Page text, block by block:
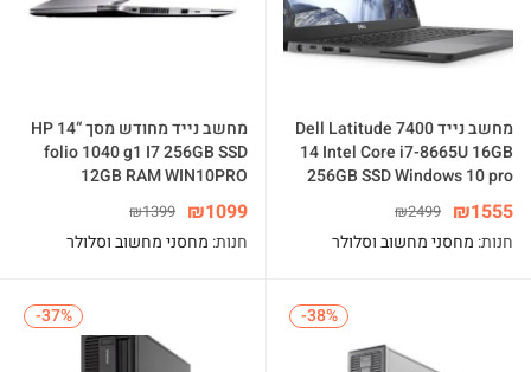
מחשב נייד Dell Latitude 7400
14 Intel Core i7-8665U 16GB
256GB SSD Windows 10 pro
₪1555
₪2499
חנות: מחסני מחשוב וסלולר
מחשב נייד מחודש מסך “14 HP
folio 1040 g1 I7 256GB SSD
12GB RAM WIN10PRO
₪1099
₪1399
חנות: מחסני מחשוב וסלולר
-38%
-37%